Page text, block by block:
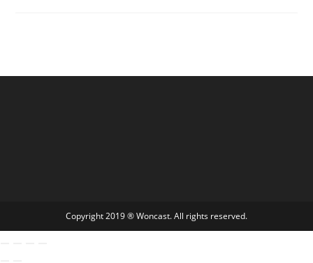
Copyright 2019 ® Woncast. All rights reserved.